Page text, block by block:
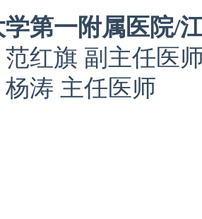
第一附属医院/
红旗 副主任医
涛 主任医师